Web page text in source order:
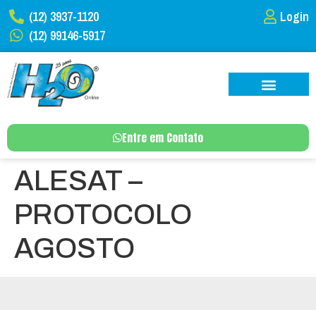
(12) 3937-1120
(12) 99146-5917
Login
Entre em Contato
ALESAT –
PROTOCOLO
AGOSTO